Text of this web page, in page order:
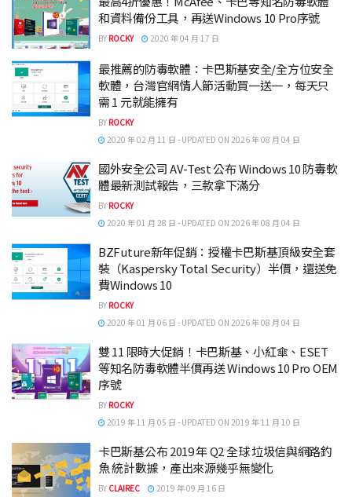
和資料備份工具，再送Windows 10 Pro序號
BY ROCKY 2020 年 04 月 17 日
最推薦的防毒軟體：卡巴斯基安全/全方位安全
軟體，台灣官網情人節活動買一送一，每天只
需 1 元就能擁有
BY ROCKY
2020 年 02 月 11 日 - UPDATED ON 2026 年 08 月 04 日
國外安全公司 AV-Test 公布 Windows 10 防毒軟
體最新測試報告，三款拿下滿分
BY ROCKY
2020 年 01 月 28 日 - UPDATED ON 2026 年 08 月 04 日
BZFuture新年促銷：授權卡巴斯基頂級安全套
裝（Kaspersky Total Security）半價，還送免
費Windows 10
BY ROCKY
2020 年 01 月 06 日 - UPDATED ON 2026 年 08 月 04 日
雙 11 限時大促銷！卡巴斯基、小紅傘、ESET
等知名防毒軟體半價再送 Windows 10 Pro OEM
序號
BY ROCKY
2019 年 11 月 05 日 - UPDATED ON 2019 年 11 月 10 日
卡巴斯基公布 2019 年 Q2 全球 垃圾信與網路釣
魚 統計數據，產出來源幾乎無變化
BY CLAIREC 2019 年 09 月 16 日